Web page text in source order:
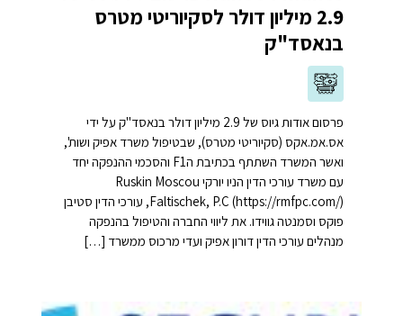
2.9 מיליון דולר לסקיוריטי מטרס
בנאסד"ק
פרסום אודות גיוס של 2.9 מיליון דולר בנאסד"ק על ידי
אס.אמ.אקס (סקיוריטי מטרס), שבטיפול משרד אפיק ושות',
ואשר המשרד השתתף בכתיבת הF1 והסכמי ההנפקה יחד
עם משרד עורכי הדין הניו יורקי Ruskin Moscou
Faltischek, P.C (https://rmfpc.com/), עורכי הדין סטיבן
פוקס וסמנטה גווידו. את ליווי החברה והטיפול בהנפקה
מנהלים עורכי הדין דורון אפיק ועדי מרכוס ממשרד […]